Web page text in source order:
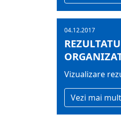
04.12.2017
Vizualizare
Vezi mai mult